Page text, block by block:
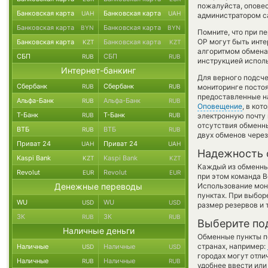
пожалуйста,
администратором
Помните, что при
OP могут быть
алгоритмом
инструкцией
Для верного
мониторинге
предоставленные
Оповещение, в
электронную почту
отсутствия
двух обменов
Надежность
Каждый из
при этом команда
Использование
пунктах. При
размер резервов и
Выберите
Обменные пункты
странах, например:
городах могут
удобнее ввести
Банковская карта UAH Банковская карта UAH
Банковская карта BYN Банковская карта BYN
Банковская карта KZT Банковская карта KZT
СБП RUB СБП RUB
Интернет-банкинг
Сбербанк RUB Сбербанк RUB
Альфа-Банк RUB Альфа-Банк RUB
Т-Банк RUB Т-Банк RUB
ВТБ RUB ВТБ RUB
Приват 24 UAH Приват 24 UAH
Kaspi Bank KZT Kaspi Bank KZT
Revolut EUR Revolut EUR
Денежные переводы
WU USD WU USD
ЗК RUB ЗК RUB
Наличные деньги
Наличные USD Наличные USD
Наличные RUB Наличные RUB